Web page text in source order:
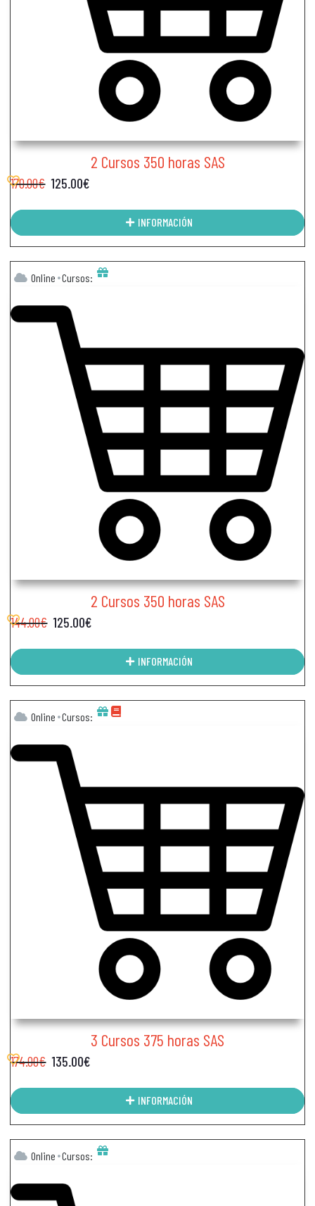
2 Cursos 350 horas SAS
170.00€ 125.00€
INFORMACIÓN
Online Cursos:
2 Cursos 350 horas SAS
144.00€ 125.00€
INFORMACIÓN
Online Cursos:
3 Cursos 375 horas SAS
174.00€ 135.00€
INFORMACIÓN
Online Cursos: